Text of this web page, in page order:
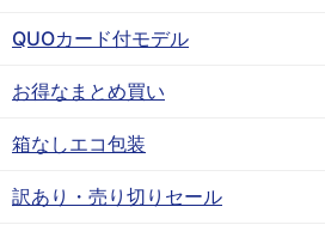
QUOカード付モデル
お得なまとめ買い
箱なしエコ包装
訳あり・売り切りセール